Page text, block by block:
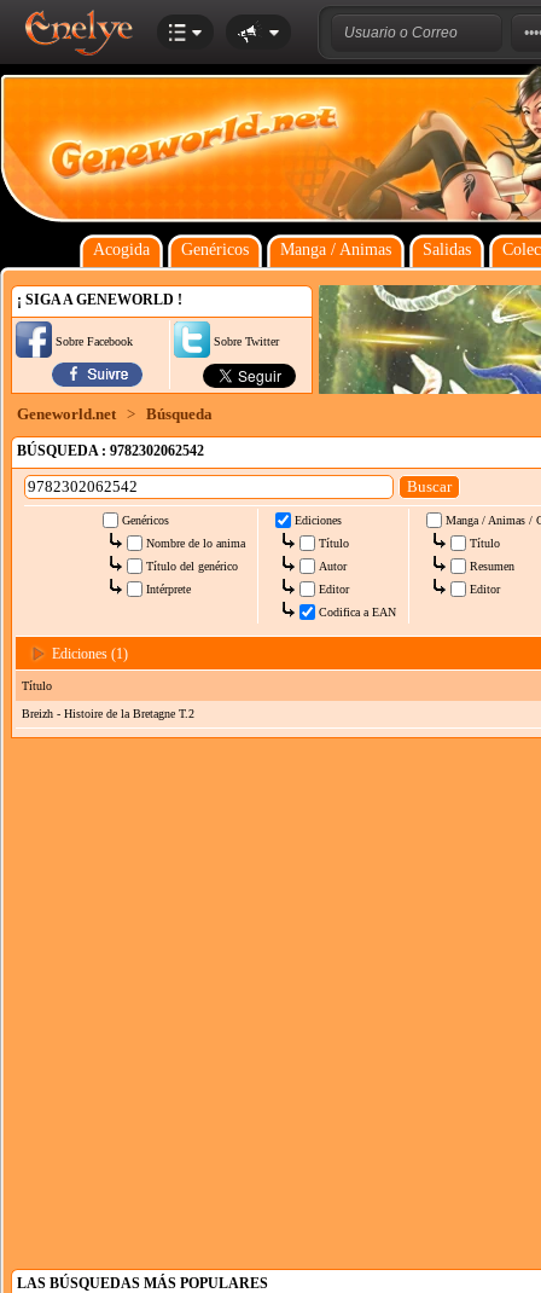
Acogida Genéricos Manga / Animas Salidas
¡ SIGA A GENEWORLD !
Sobre Facebook Sobre Twitter
Geneworld.net > Búsqueda
BÚSQUEDA : 9782302062542
Genéricos
Nombre de lo anima
Título del genérico
Intérprete
Ediciones
Título
Autor
Editor
Codifica a EAN
Manga / Animas /
Título
Resumen
Editor
Ediciones (1)
Título
Breizh - Histoire de la Bretagne T.2
LAS BÚSQUEDAS MÁS POPULARES